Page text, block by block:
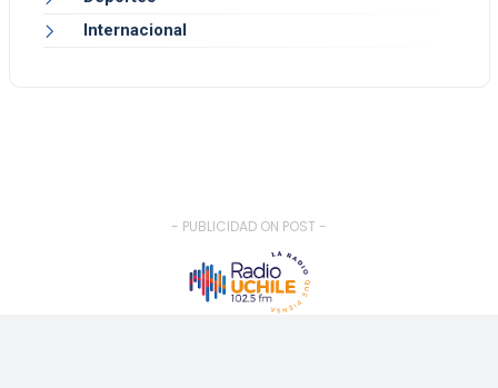
Internacional
- PUBLICIDAD ON POST -